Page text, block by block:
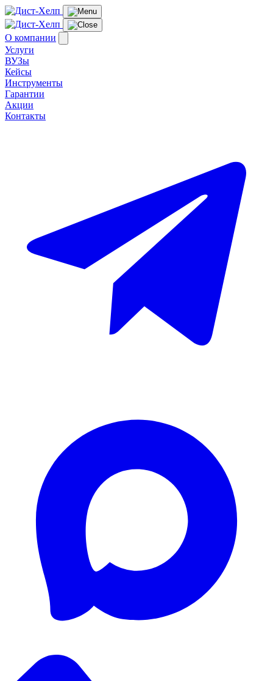
О компании
Услуги
ВУЗы
Кейсы
Инструменты
Гарантии
Акции
Контакты